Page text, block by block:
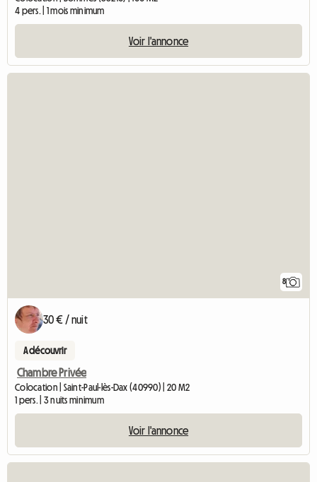
4 pers. | 1 mois minimum
Voir l'annonce
8
30 € / nuit
A découvrir
Chambre Privée
Colocation | Saint-Paul-lès-Dax (40990) | 20 M2
1 pers. | 3 nuits minimum
Voir l'annonce